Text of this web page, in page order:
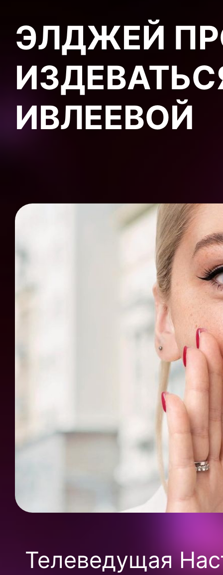
ЭЛДЖЕЙ
ИВЛЕЕВОЙ
Телеведущая